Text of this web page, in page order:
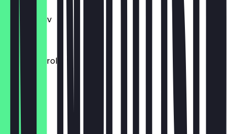
Flavour Flav
€ 9,99
Burger Patrol
€ 9,99